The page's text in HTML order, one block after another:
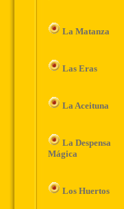
La Matanza
Las Eras
La Aceituna
La Despensa
Mágica
Los Huertos